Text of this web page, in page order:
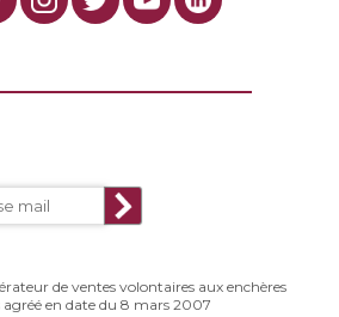
de ventes volontaires aux enchères
agréé en date du 8 mars 2007